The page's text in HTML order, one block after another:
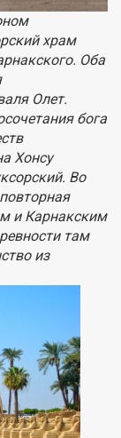
храм
Оба
Олет.
бога
Хонсу
Во
и Карнакским
там
из